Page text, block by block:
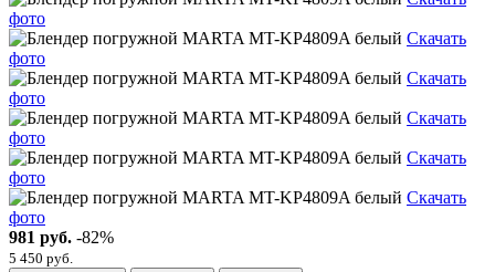
фото
Скачать
фото
Скачать
фото
Скачать
фото
Скачать
фото
Скачать
фото
981 руб. -82%
5 450 руб.